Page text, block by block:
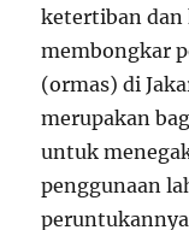
ketertiban dan
membongkar
(ormas) di
merupakan
untuk
penggunaan